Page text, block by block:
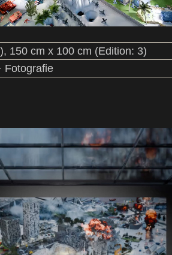
150 cm x 100 cm (Edition: 3)
Fotografie